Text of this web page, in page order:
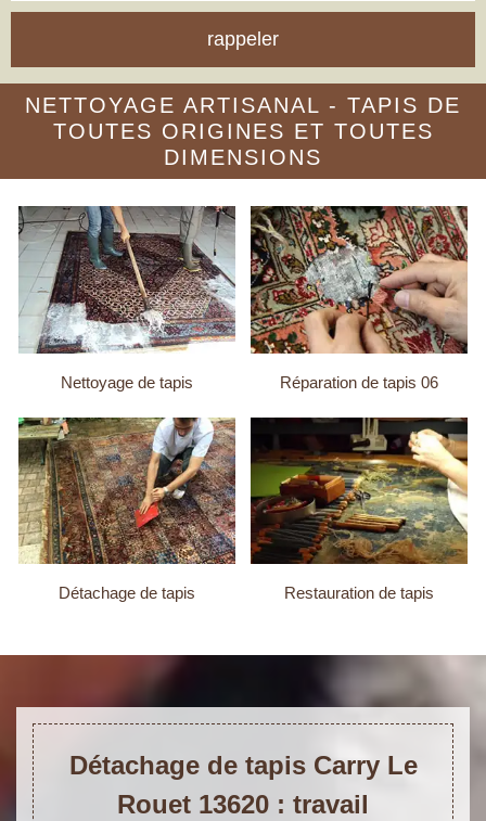
NETTOYAGE ARTISANAL - TAPIS DE
TOUTES ORIGINES ET TOUTES
DIMENSIONS
Nettoyage de tapis Réparation de tapis 06
Détachage de tapis Restauration de tapis
Détachage de tapis Carry Le
Rouet 13620 : travail